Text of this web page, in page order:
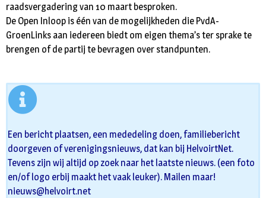
raadsvergadering van 10 maart besproken.
De Open Inloop is één van de mogelijkheden die PvdA-
GroenLinks aan iedereen biedt om eigen thema’s ter sprake te
brengen of de partij te bevragen over standpunten.
Een bericht plaatsen, een mededeling doen, familiebericht
doorgeven of verenigingsnieuws, dat kan bij HelvoirtNet.
Tevens zijn wij altijd op zoek naar het laatste nieuws. (een foto
en/of logo erbij maakt het vaak leuker). Mailen maar!
nieuws@helvoirt.net